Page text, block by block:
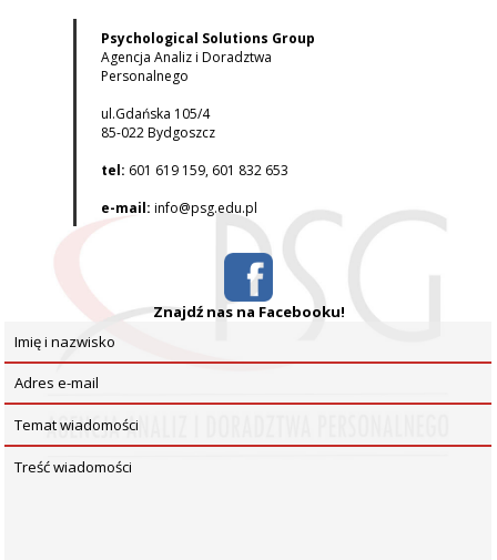
Psychological Solutions Group
Agencja Analiz i Doradztwa
Personalnego
ul.Gdańska 105/4
85-022 Bydgoszcz
tel: 601 619 159, 601 832 653
e-mail: info@psg.edu.pl
Znajdź nas na Facebooku!